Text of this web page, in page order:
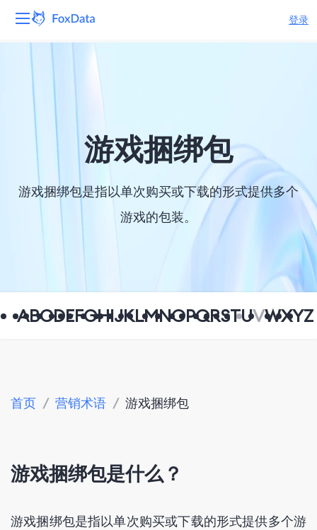
登录
产品
解决方案 游戏捆绑包
游戏捆绑包是指以单次购买或下载的形式提供多个
游戏的包装。
ABCDEFGHIJKLMNOPQRSTUVWXYZ
首页 / 营销术语 / 游戏捆绑包
游戏捆绑包是什么？
游戏捆绑包是指以单次购买或下载的形式提供多个游